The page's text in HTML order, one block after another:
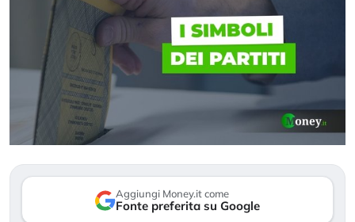
Aggiungi Money.it come
Fonte preferita su Google